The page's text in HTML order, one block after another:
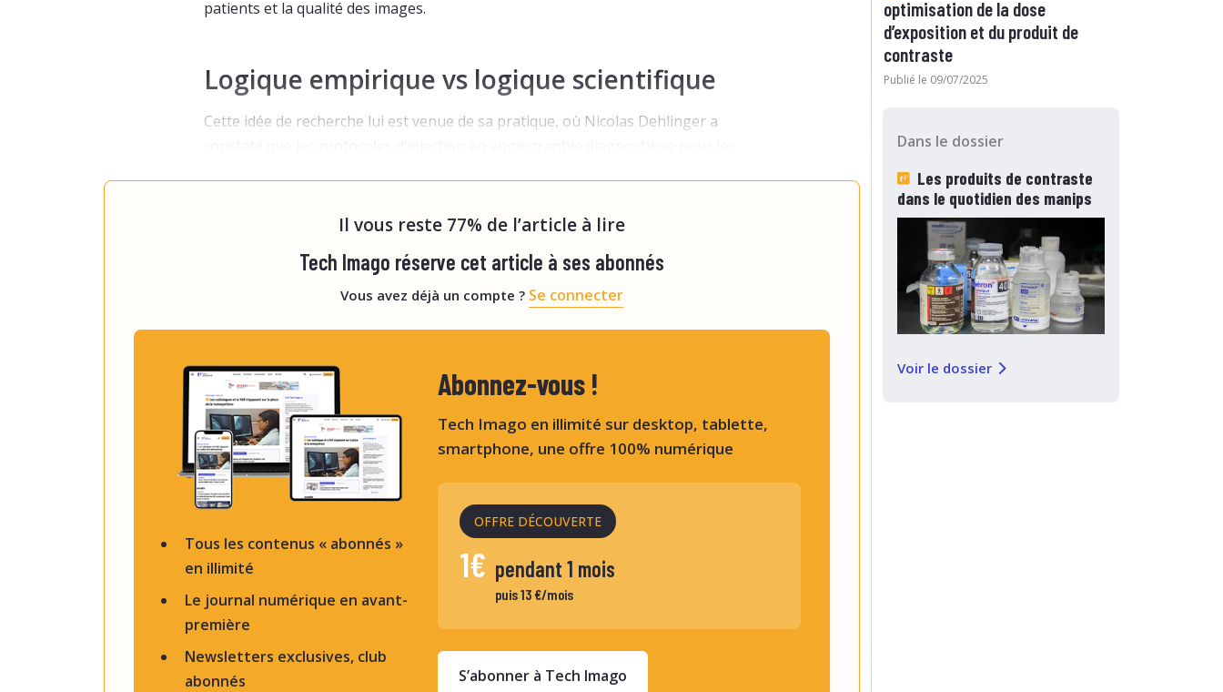
patients et la qualité des images.
Logique empirique vs logique scientifique
Cette idée de recherche lui est venue de sa pratique, où Nicolas Dehlinger a
Il vous reste 77% de l’article à lire
Tech Imago réserve cet article à ses abonnés
Vous avez déjà un compte ? Se connecter
Tous les contenus « abonnés »
en illimité
Le journal numérique en avant-
première
Newsletters exclusives, club
abonnés
Abonnez-vous !
Tech Imago en illimité sur desktop, tablette,
smartphone, une offre 100% numérique
OFFRE DÉCOUVERTE
1€ pendant 1 mois
puis 13 €/mois
S’abonner à Tech Imago
optimisation de la dose
d’exposition et du produit de
contraste
Publié le 09/07/2025
Dans le dossier
Les produits de contraste
dans le quotidien des manips
Voir le dossier